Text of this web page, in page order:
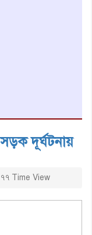
দূর্ঘটনায়
Time View